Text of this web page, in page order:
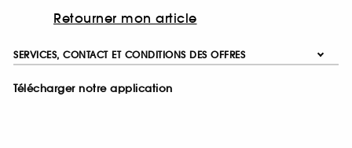
Retourner mon article
SERVICES, CONTACT ET CONDITIONS DES OFFRES
Télécharger notre application